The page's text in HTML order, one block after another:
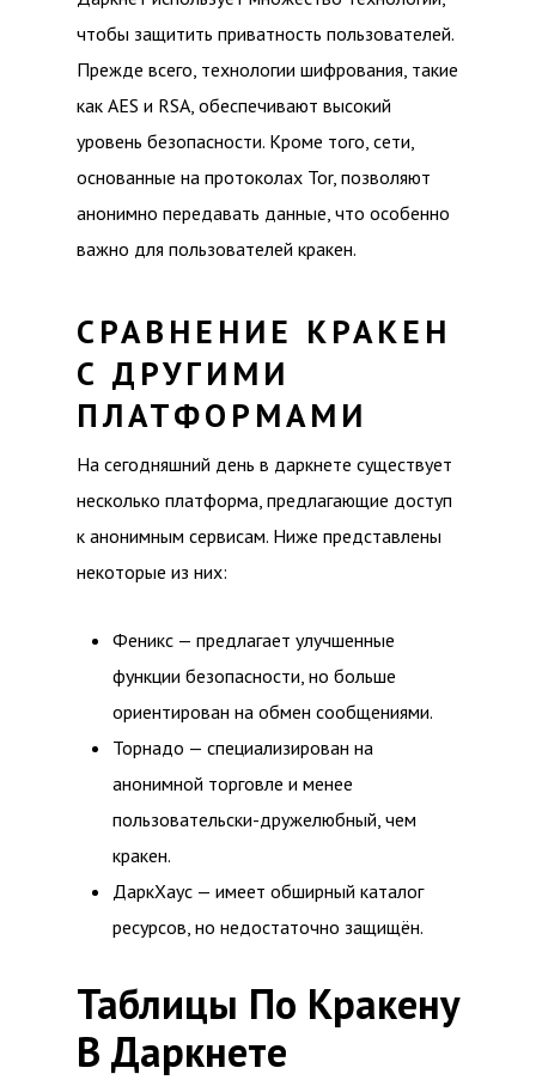
чтобы защитить приватность пользователей.
Прежде всего, технологии шифрования, такие
как AES и RSA, обеспечивают высокий
уровень безопасности. Кроме того, сети,
основанные на протоколах Tor, позволяют
анонимно передавать данные, что особенно
важно для пользователей кракен.
СРАВНЕНИЕ КРАКЕН
С ДРУГИМИ
ПЛАТФОРМАМИ
На сегодняшний день в даркнете существует
несколько платформа, предлагающие доступ
к анонимным сервисам. Ниже представлены
некоторые из них:
Феникс — предлагает улучшенные
функции безопасности, но больше
ориентирован на обмен сообщениями.
Торнадо — специализирован на
анонимной торговле и менее
пользовательски-дружелюбный, чем
кракен.
ДаркХаус — имеет обширный каталог
ресурсов, но недостаточно защищён.
Таблицы По Кракену
В Даркнете